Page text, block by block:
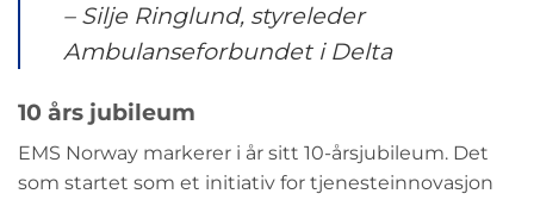
– Silje Ringlund, styreleder
Ambulanseforbundet i Delta
10 års jubileum
EMS Norway markerer i år sitt 10-årsjubileum. Det
som startet som et initiativ for tjenesteinnovasjon